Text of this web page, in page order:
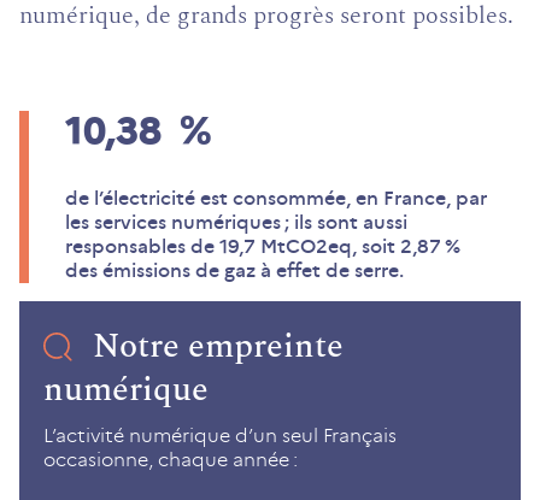
numérique, de grands progrès seront possibles.
10,38 %
de l’électricité est consommée, en France, par
les services numériques ; ils sont aussi
responsables de 19,7 MtCO2eq, soit 2,87 %
des émissions de gaz à effet de serre.
Notre empreinte
numérique
L’activité numérique d’un seul Français
occasionne, chaque année :